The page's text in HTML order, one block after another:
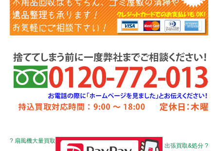
? 扇風機大量買取
出張買取&処分 ?